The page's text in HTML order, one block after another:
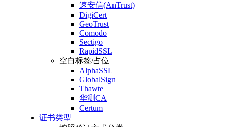
速安信(AnTrust)
DigiCert
GeoTrust
Comodo
Sectigo
RapidSSL
空白标签/占位
AlphaSSL
GlobalSign
Thawte
华测CA
Certum
证书类型